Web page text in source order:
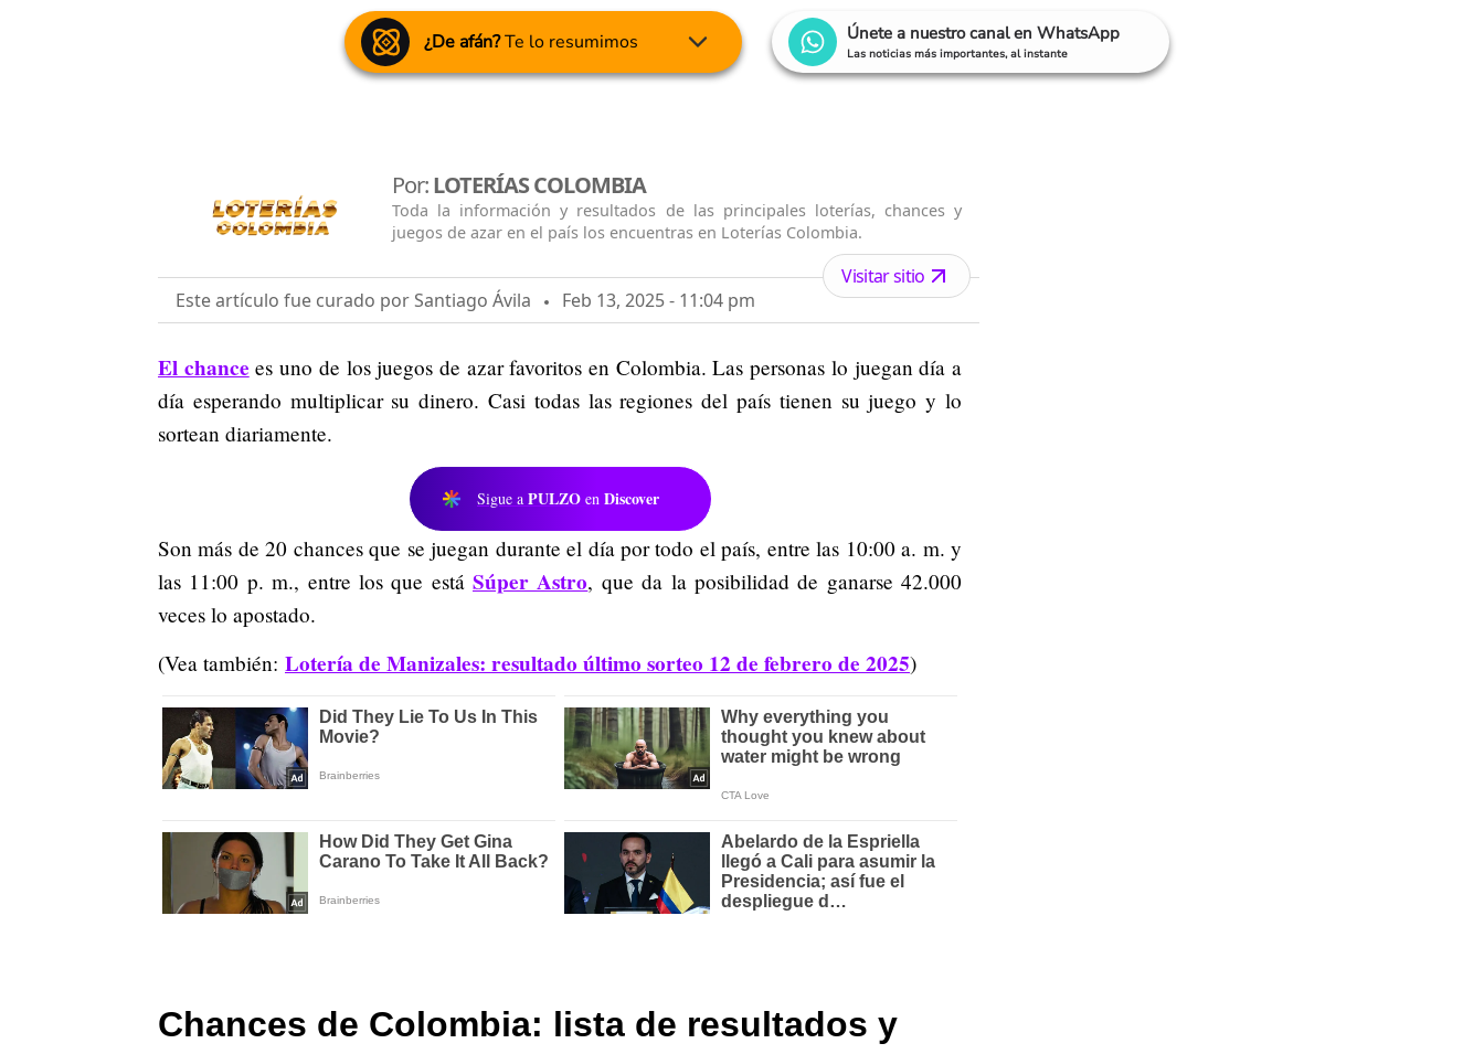
¿De afán?Te lo resumimos Únete a nuestro canal en WhatsApp
Las noticias más importantes, al instante
Por:LOTERÍAS COLOMBIA
Toda la información y resultados de las principales loterías, chances y
juegos de azar en el país los encuentras en Loterías Colombia.
Este artículo fue curado por Santiago Ávila Feb 13, 2025 - 11:04 pm
Visitar sitio
El chance es uno de los juegos de azar favoritos en Colombia. Las personas lo juegan día a
día esperando multiplicar su dinero. Casi todas las regiones del país tienen su juego y lo
sortean diariamente.
Sigue a PULZO en Discover
Son más de 20 chances que se juegan durante el día por todo el país, entre las 10:00 a. m. y
las 11:00 p. m., entre los que está Súper Astro, que da la posibilidad de ganarse 42.000
veces lo apostado.
(Vea también: Lotería de Manizales: resultado último sorteo 12 de febrero de 2025)
Chances de Colombia: lista de resultados y